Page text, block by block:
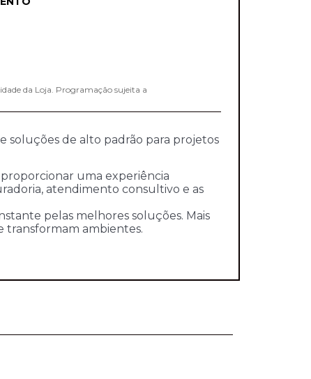
da Loja. Programação sujeita a
soluções de alto padrão para projetos
proporcionar uma experiência
atendimento consultivo e as
pelas melhores soluções. Mais
transformam ambientes.